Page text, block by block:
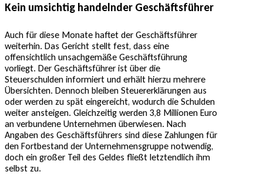
Kein umsichtig handelnder Geschäftsführer
Auch für diese Monate haftet der Geschäftsführer
weiterhin. Das Gericht stellt fest, dass eine
offensichtlich unsachgemäße Geschäftsführung
vorliegt. Der Geschäftsführer ist über die
Steuerschulden informiert und erhält hierzu mehrere
Übersichten. Dennoch bleiben Steuererklärungen aus
oder werden zu spät eingereicht, wodurch die Schulden
weiter ansteigen. Gleichzeitig werden 3,8 Millionen Euro
an verbundene Unternehmen überwiesen. Nach
Angaben des Geschäftsführers sind diese Zahlungen für
den Fortbestand der Unternehmensgruppe notwendig,
doch ein großer Teil des Geldes fließt letztendlich ihm
selbst zu.